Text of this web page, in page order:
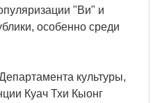
"Ви" и
особенно среди
культуры,
Куач Тхи Кыонг